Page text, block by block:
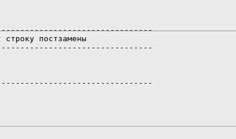
строку постзамены